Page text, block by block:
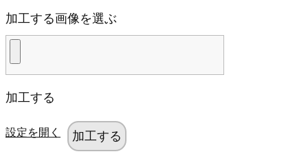
加工する画像を選ぶ
加工する
設定を開く